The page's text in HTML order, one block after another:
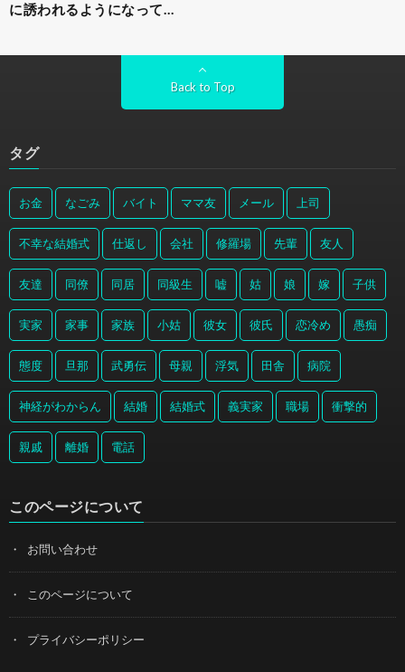
に誘われるようになって…
Back to Top
タグ
お金 なごみ バイト ママ友 メール 上司
不幸な結婚式 仕返し 会社 修羅場 先輩 友人
友達 同僚 同居 同級生 嘘 姑 娘 嫁 子供
実家 家事 家族 小姑 彼女 彼氏 恋冷め 愚痴
態度 旦那 武勇伝 母親 浮気 田舎 病院
神経がわからん 結婚 結婚式 義実家 職場 衝撃的
親戚 離婚 電話
このページについて
お問い合わせ
このページについて
プライバシーポリシー